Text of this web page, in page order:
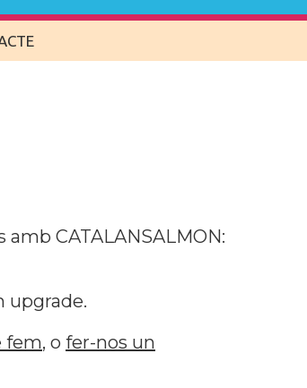
CATALANSALMON:
upgrade.
fem, o fer-nos un